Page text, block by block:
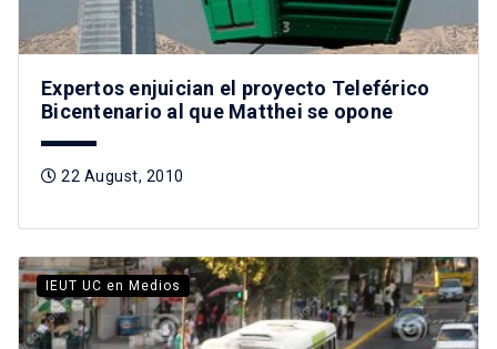
Expertos enjuician el proyecto Teleférico
Bicentenario al que Matthei se opone
22 August, 2010
IEUT UC en Medios